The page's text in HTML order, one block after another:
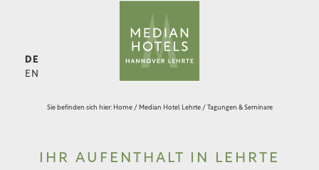
DE
EN
Sie befinden sich hier: Home / Median Hotel Lehrte / Tagungen & Seminare
IHR AUFENTHALT IN LEHRTE